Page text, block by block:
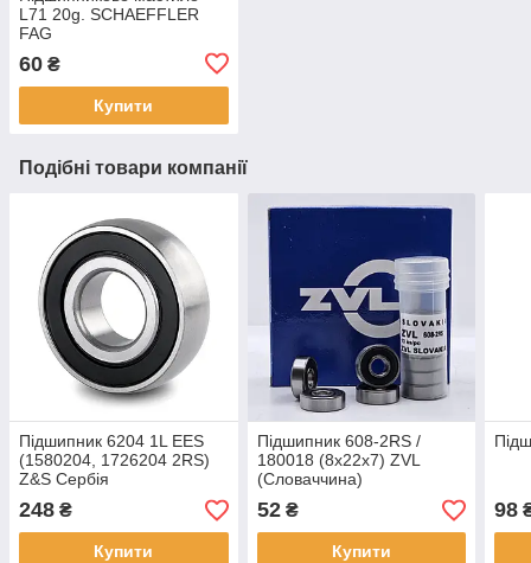
L71 20g. SCHAEFFLER
FAG
60 ₴
Купити
Подібні товари компанії
Підшипник 6204 1L EES
(1580204, 1726204 2RS)
Z&S Сербія
248 ₴
Купити
Підшипник 608-2RS /
180018 (8x22x7) ZVL
(Словаччина)
52₴
Купити
98